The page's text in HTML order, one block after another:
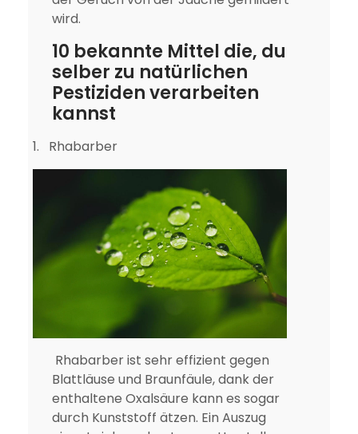
wird.
10 bekannte Mittel die, du
selber zu natürlichen
Pestiziden verarbeiten
kannst
1. Rhabarber
Rhabarber ist sehr effizient gegen
Blattläuse und Braunfäule, dank der
enthaltene Oxalsäure kann es sogar
durch Kunststoff ätzen. Ein Auszug